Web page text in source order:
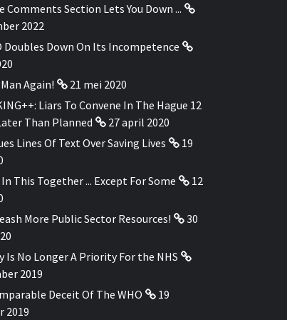
Comments Section Lets You Down ...
2022
Doubles Down On Its Incompetence
Again!
21 mei 2020
Liars To Convene In The Hague 12
Than Planned
27 april 2020
Lines Of Text Over Saving Lives
19
This Together ... Except For Some
12
More Public Sector Resources!
30
Is No Longer A Priority For the NHS
2019
Deceit Of The WHO
19
2019